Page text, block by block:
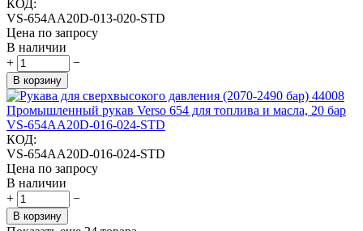
КОД:
VS-654AA20D-013-020-STD
Цена по запросу
В наличии
+
−
В корзину
Промышленный рукав Verso 654 для топлива и масла, 20 бар
VS-654AA20D-016-024-STD
КОД:
VS-654AA20D-016-024-STD
Цена по запросу
В наличии
+
−
В корзину